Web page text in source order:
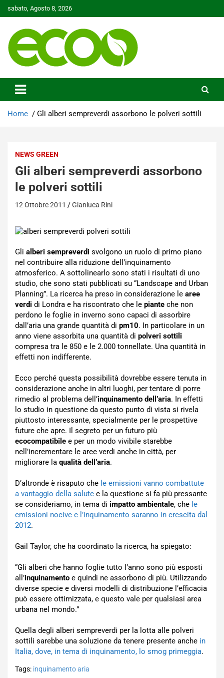
to
sabato, Agosto 8, 2026
Ecoo.it
Home Gli alberi sempreverdi assorbono le polveri sottili
NEWS GREEN
Gli alberi sempreverdi assorbono
le polveri sottili
12 Ottobre 2011 Gianluca Rini
Gli alberi sempreverdi svolgono un ruolo di primo piano
nel contribuire alla riduzione dell’inquinamento
atmosferico. A sottolinearlo sono stati i risultati di uno
studio, che sono stati pubblicati su “Landscape and Urban
Planning”. La ricerca ha preso in considerazione le aree
verdi di Londra e ha riscontrato che le piante che non
perdono le foglie in inverno sono capaci di assorbire
dall’aria una grande quantità di pm10. In particolare in un
anno viene assorbita una quantità di polveri sottili
compresa tra le 850 e le 2.000 tonnellate. Una quantità in
effetti non indifferente.
Ecco perché questa possibilità dovrebbe essere tenuta in
considerazione anche in altri luoghi, per tentare di porre
rimedio al problema dell’inquinamento dell’aria. In effetti
lo studio in questione da questo punto di vista si rivela
piuttosto interessante, specialmente per le prospettive
future che apre. Il segreto per un futuro più
ecocompatibile e per un modo vivibile starebbe
nell’incrementare le aree verdi anche in città, per
migliorare la qualità dell’aria.
D’altronde è risaputo che le emissioni vanno combattute
a vantaggio della salute e la questione si fa più pressante
se consideriamo, in tema di impatto ambientale, che le
emissioni nocive e l’inquinamento saranno in crescita dal
2012.
Gail Taylor, che ha coordinato la ricerca, ha spiegato:
“Gli alberi che hanno foglie tutto l’anno sono più esposti
all’inquinamento e quindi ne assorbono di più. Utilizzando
diverse specie e diversi modelli di distribuzione l’efficacia
può essere ottimizzata, e questo vale per qualsiasi area
urbana nel mondo.”
Quella degli alberi sempreverdi per la lotta alle polveri
sottili sarebbe una soluzione da tenere presente anche in
Italia, dove, in tema di inquinamento, lo smog primeggia.
Tags: inquinamento aria